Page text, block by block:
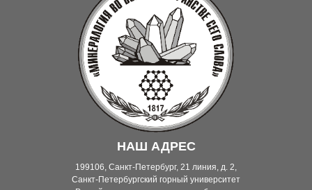
НАШ АДРЕС
199106, Санкт-Петербург, 21 линия, д. 2,
Санкт-Петербургский горный университет